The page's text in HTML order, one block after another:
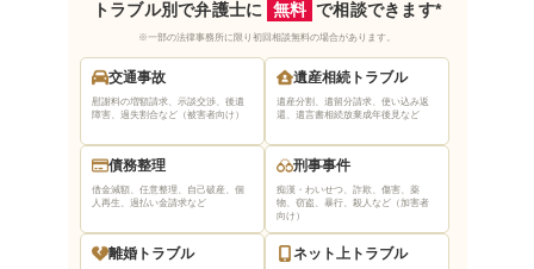
法テラス釧路の口コミ・評判は？
法テラス釧路の良い口コミ・評判
法テラス釧路の悪い口コミ・評判
法テラス釧路を利用するデメリットは？
自分で弁護士を選ぶことができない
審査や手続きに時間がかかるケースがある
法テラス釧路を有効活用するためのコツ
トラブル別で弁護士に 無料 で相談できます*
※一部の法律事務所に限り初回相談無料の場合があります。
交通事故
慰謝料の増額請求、示談交渉、後遺
障害、過失割合など（被害者向け）
遺産相続トラブル
遺産分割、遺留分請求、使い込み返
還、遺言書相続放棄成年後見など
債務整理
借金減額、任意整理、自己破産、個
人再生、過払い金請求など
刑事事件
痴漢・わいせつ、詐欺、傷害、薬
物、窃盗、暴行、殺人など（加害者
向け）
離婚トラブル ネット上トラブル